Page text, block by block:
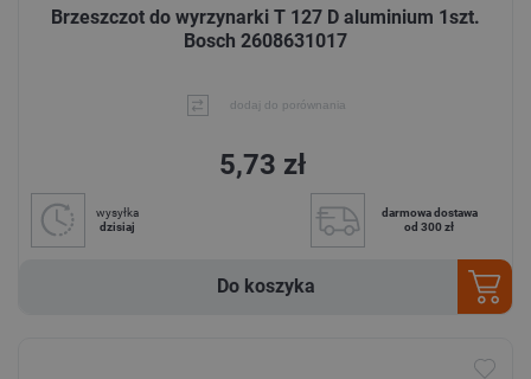
Brzeszczot do wyrzynarki T 127 D aluminium 1szt.
Bosch 2608631017
dodaj do porównania
5,73 zł
wysyłka
dzisiaj
darmowa dostawa
od 300 zł
Do koszyka